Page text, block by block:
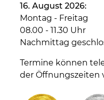
16. August 2026:
Montag - Freitag
08.00 - 11.30 Uhr
Nachmittag
Termine können
der Öffnungszeiten